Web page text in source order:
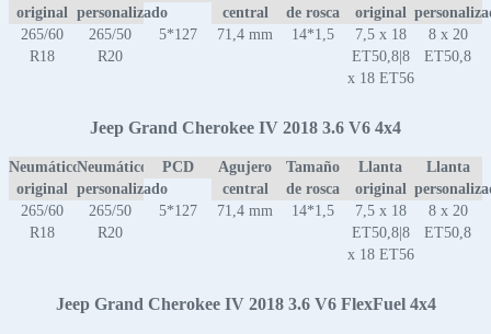
original
personalizado
central
de rosca
original
265/60
R18
265/50
R20
5*127 71,4 mm 14*1,5
7,5 x 18
ET50,8|8
x 18 ET56
8 x 20
ET50,8
Jeep Grand Cherokee IV 2018 3.6 V6 4x4
Neumático
original
Neumático
personalizado
PCD
Agujero
central
Tamaño
de rosca
Llanta
original
Llanta
265/60
R18
265/50
R20
5*127 71,4 mm 14*1,5
7,5 x 18
ET50,8|8
x 18 ET56
8 x 20
ET50,8
Jeep Grand Cherokee IV 2018 3.6 V6 FlexFuel 4x4